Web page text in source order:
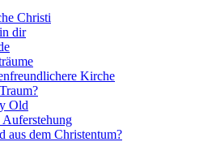
Christi
dir
Kirche
Old
aus dem Christentum?